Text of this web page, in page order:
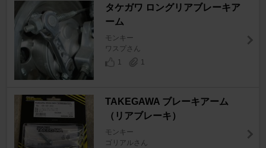
タケガワ ロングリアブレーキア
ーム
モンキー
ワスプさん
1
1
TAKEGAWA ブレーキアーム
（リアブレーキ）
モンキー
ゴリアルさん